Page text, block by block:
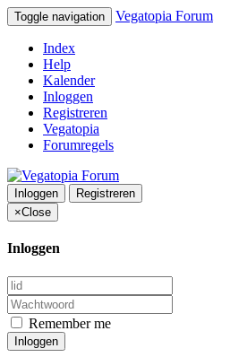
Toggle navigation Vegatopia Forum
Index
Help
Kalender
Inloggen
Registreren
Vegatopia
Forumregels
Inloggen
Registreren
×Close
Inloggen
Remember me
Inloggen